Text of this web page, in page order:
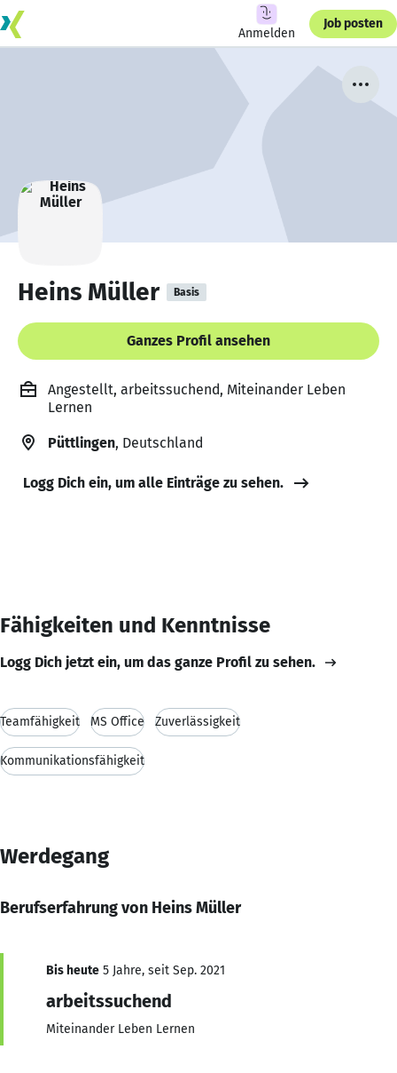
Anmelden
Job posten
Heins Müller Basis
Ganzes Profil ansehen
Angestellt, arbeitssuchend, Miteinander Leben
Lernen
Püttlingen, Deutschland
Logg Dich ein, um alle Einträge zu sehen.
Fähigkeiten und Kenntnisse
Logg Dich jetzt ein, um das ganze Profil zu sehen.
Teamfähigkeit MS Office Zuverlässigkeit
Kommunikationsfähigkeit
Werdegang
Berufserfahrung von Heins Müller
Bis heute 5 Jahre, seit Sep. 2021
arbeitssuchend
Miteinander Leben Lernen